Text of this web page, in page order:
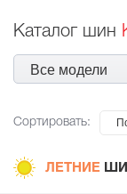
Каталог шин
Все модели
Сортировать:
ЛЕТНИЕ